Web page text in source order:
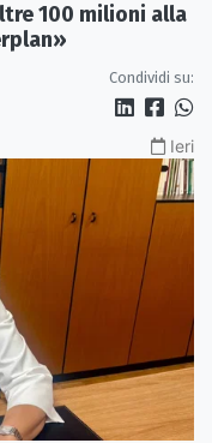
100 milioni alla
Condividi su:
Ieri